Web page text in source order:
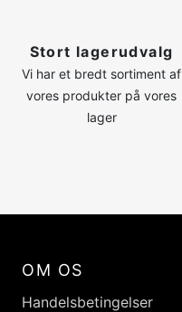
Stort lagerudvalg
Vi har et bredt sortiment af
vores produkter på vores
lager
OM OS
Handelsbetingelser